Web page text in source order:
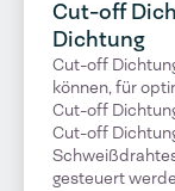
Cut-off
Dichtung
Cut-off
können, für
Cut-off
Cut-off
gesteuert